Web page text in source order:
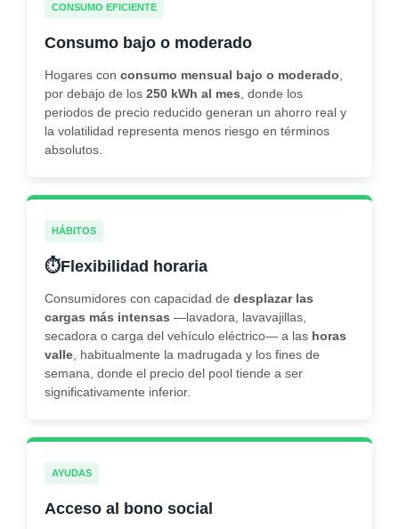
CONSUMO EFICIENTE
Consumo bajo o moderado
Hogares con consumo mensual bajo o moderado
por debajo de los 250 kWh al mes , donde los
periodos de precio reducido generan un ahorro real y
la volatilidad representa menos riesgo en términos
absolutos.
HÁBITOS
⏱️Flexibilidad horaria
Consumidores con capacidad de desplazar las
cargas más intensas —lavadora, lavavajillas,
secadora o carga del vehículo eléctrico— a las horas
valle , habitualmente la madrugada y los fines de
semana, donde el precio del pool tiende a ser
significativamente inferior.
AYUDAS
Acceso al bono social